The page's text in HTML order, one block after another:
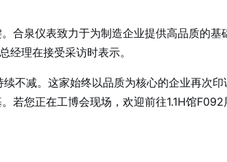
合泉仪表致力于为制造企业提供高品质的基
经理在接受采访时表示。
不减。这家始终以品质为核心的企业再次印
若您正在工博会现场，欢迎前往1.1H馆